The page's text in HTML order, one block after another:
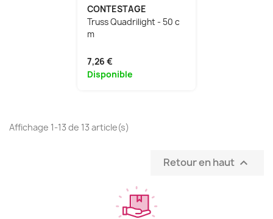
CONTESTAGE
Truss Quadrilight - 50 c
m
7,26 €
Disponible
Affichage 1-13 de 13 article(s)
Retour en haut 